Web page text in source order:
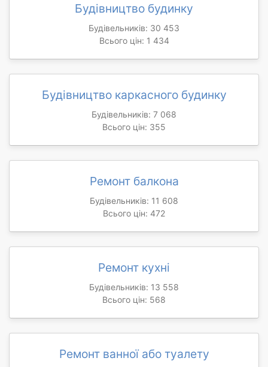
Будівництво будинку
Будівельників: 30 453
Всього цін: 1 434
Будівництво каркасного будинку
Будівельників: 7 068
Всього цін: 355
Ремонт балкона
Будівельників: 11 608
Всього цін: 472
Ремонт кухні
Будівельників: 13 558
Всього цін: 568
Ремонт ванної або туалету